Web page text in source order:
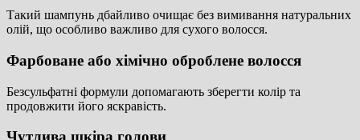
Такий шампунь дбайливо очищає без вимивання натуральних
олій, що особливо важливо для сухого волосся.
Фарбоване або хімічно оброблене волосся
Безсульфатні формули допомагають зберегти колір та
продовжити його яскравість.